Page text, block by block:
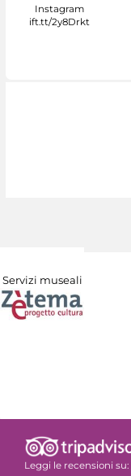
Servizi museali
Leggi le recensioni su: